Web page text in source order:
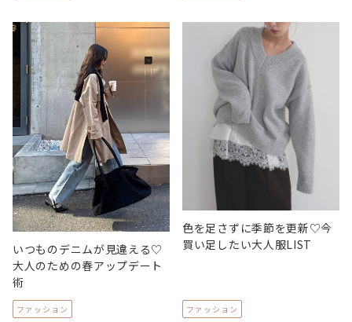
いつものデニムが見違える♡
大人のための春アップデート
術
ファッション
色を足さずに季節を更新♡今
買い足したい大人服LIST
ファッション